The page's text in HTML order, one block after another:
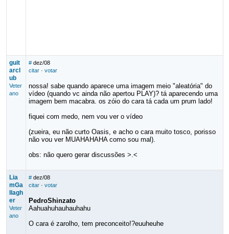
guit
arcl
ub
Veter
ano
# dez/08
citar· votar
nossa! sabe quando aparece uma imagem meio "aleatória" do
vídeo (quando vc ainda não apertou PLAY)? tá aparecendo uma
imagem bem macabra. os zóio do cara tá cada um prum lado!
fiquei com medo, nem vou ver o vídeo
(zueira, eu não curto Oasis, e acho o cara muito tosco, porisso
não vou ver MUAHAHAHA como sou mal).
obs: não quero gerar discussões >.<
Lia
mGa
llagh
er
Veter
ano
# dez/08
citar· votar
PedroShinzato
Aahuahuhauhauhahu
O cara é zarolho, tem preconceito!?euuheuhe